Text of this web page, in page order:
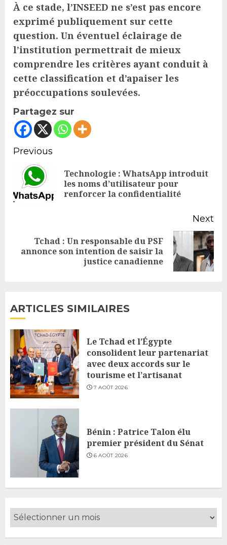
À ce stade, l’INSEED ne s’est pas encore
exprimé publiquement sur cette
question. Un éventuel éclairage de
l’institution permettrait de mieux
comprendre les critères ayant conduit à
cette classification et d’apaiser les
préoccupations soulevées.
Partagez sur
Continue
Reading
Previous
Technologie : WhatsApp introduit
les noms d’utilisateur pour
renforcer la confidentialité
Next
Next
Tchad : Un responsable du PSF
annonce son intention de saisir la
justice canadienne
ARTICLES SIMILAIRES
Le Tchad et l’Égypte
consolident leur partenariat
avec deux accords sur le
tourisme et l’artisanat
7 AOÛT 2026
Bénin : Patrice Talon élu
premier président du Sénat
6 AOÛT 2026